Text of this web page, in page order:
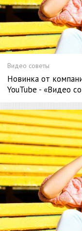
Видео советы
Новинка от
YouTube - «Видео